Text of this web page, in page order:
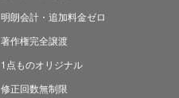
明朗会計・追加料金ゼロ
著作権完全譲渡
1点ものオリジナル
修正回数無制限